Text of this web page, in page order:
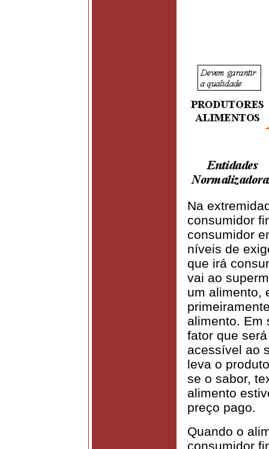
Na
consumidor
consumidor
níveis de
que irá
vai ao
um alimento,
alimento. Em
fator que
acessível ao
leva o
se o sabor,
alimento
preço pago.
Quando o
consumidor